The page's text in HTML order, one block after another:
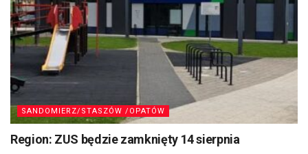
SANDOMIERZ/STASZÓW /OPATÓW
Region: ZUS będzie zamknięty 14 sierpnia